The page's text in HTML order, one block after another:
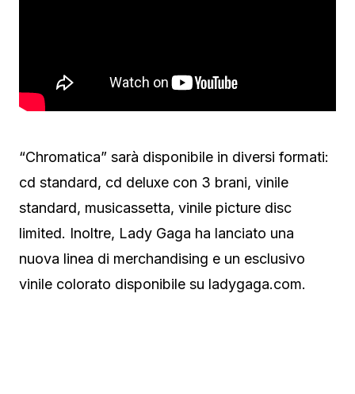
“Chromatica” sarà disponibile in diversi formati:
cd standard, cd deluxe con 3 brani, vinile
standard, musicassetta, vinile picture disc
limited. Inoltre, Lady Gaga ha lanciato una
nuova linea di merchandising e un esclusivo
vinile colorato disponibile su ladygaga.com.